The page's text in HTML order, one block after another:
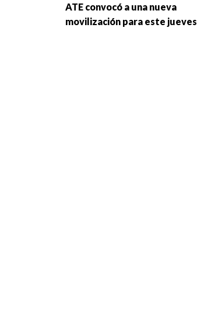
ATE convocó a una nueva
movilización para este jueves